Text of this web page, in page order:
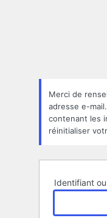
oublié
Merci de
adresse e-
contenant les
réinitialiser
Identifiant